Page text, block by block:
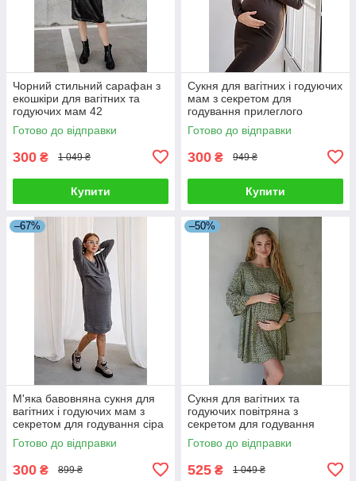
Чорний стильний сарафан з
екошкіри для вагітних та
годуючих мам 42
Готово до відправки
300 ₴ 1 049 ₴
Купити
Сукня для вагітних і годуючих
мам з секретом для
годування прилеглого
силуету колір хакі 42
Готово до відправки
300 ₴ 949 ₴
Купити
–67%
М'яка бавовняна сукня для
вагітних і годуючих мам з
секретом для годування сіра
42
Готово до відправки
300 ₴ 899 ₴
–50%
Сукня для вагітних та
годуючих повітряна з
секретом для годування
вільного крою хакі 42
Готово до відправки
525 ₴ 1 049 ₴